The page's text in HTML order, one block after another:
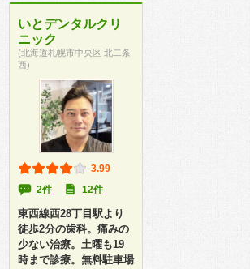
いとデンタルクリ
ニック
(北海道札幌市中央区 北二条
西)
3.99
2件
12件
東西線西28丁目駅より
徒歩2分の歯科。痛みの
少ない治療。土曜も19
時まで診療。無料駐車場